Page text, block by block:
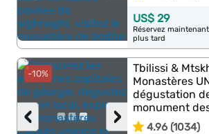
US$ 29
Réservez
plus tard
-10%
›
‹
Tbilissi &
Monastères
dégustation
monument
4.96 (1034)